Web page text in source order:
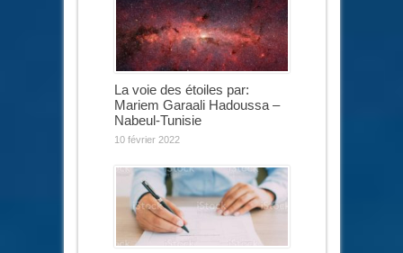
La voie des étoiles par:
Mariem Garaali Hadoussa –
Nabeul-Tunisie
10 février 2022